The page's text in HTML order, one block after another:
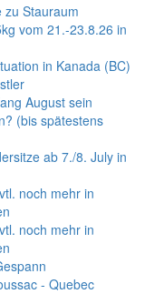
zu Stauraum
vom 21.-23.8.26 in
in Kanada (BC)
August sein
(bis spätestens
ab 7./8. July in
noch mehr in
noch mehr in
- Quebec